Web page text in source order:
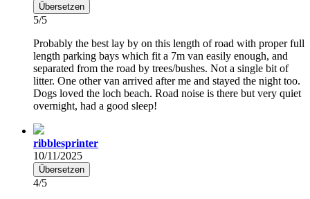
Übersetzen
5/5
Probably the best lay by on this length of road with proper full
length parking bays which fit a 7m van easily enough, and
separated from the road by trees/bushes. Not a single bit of
litter. One other van arrived after me and stayed the night too.
Dogs loved the loch beach. Road noise is there but very quiet
overnight, had a good sleep!
ribblesprinter
10/11/2025
Übersetzen
4/5